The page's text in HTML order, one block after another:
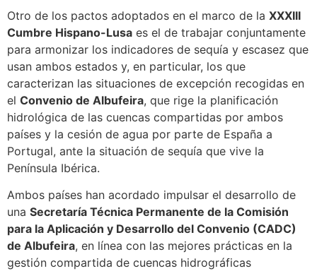
Otro de los pactos adoptados en el marco de la XXXIII
Cumbre Hispano-Lusa es el de trabajar conjuntamente
para armonizar los indicadores de sequía y escasez que
usan ambos estados y, en particular, los que
caracterizan las situaciones de excepción recogidas en
el Convenio de Albufeira, que rige la planificación
hidrológica de las cuencas compartidas por ambos
países y la cesión de agua por parte de España a
Portugal, ante la situación de sequía que vive la
Península Ibérica.
Ambos países han acordado impulsar el desarrollo de
una Secretaría Técnica Permanente de la Comisión
para la Aplicación y Desarrollo del Convenio (CADC)
de Albufeira, en línea con las mejores prácticas en la
gestión compartida de cuencas hidrográficas